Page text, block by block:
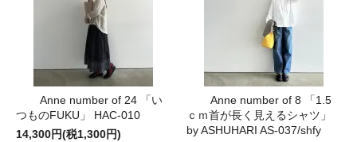
Anne number of 24 「い
つものFUKU」 HAC-010
14,300円(税1,300円)
Anne number of 8 「1.5
ｃｍ首が長く見えるシャツ」
by ASHUHARI AS-037/shfy